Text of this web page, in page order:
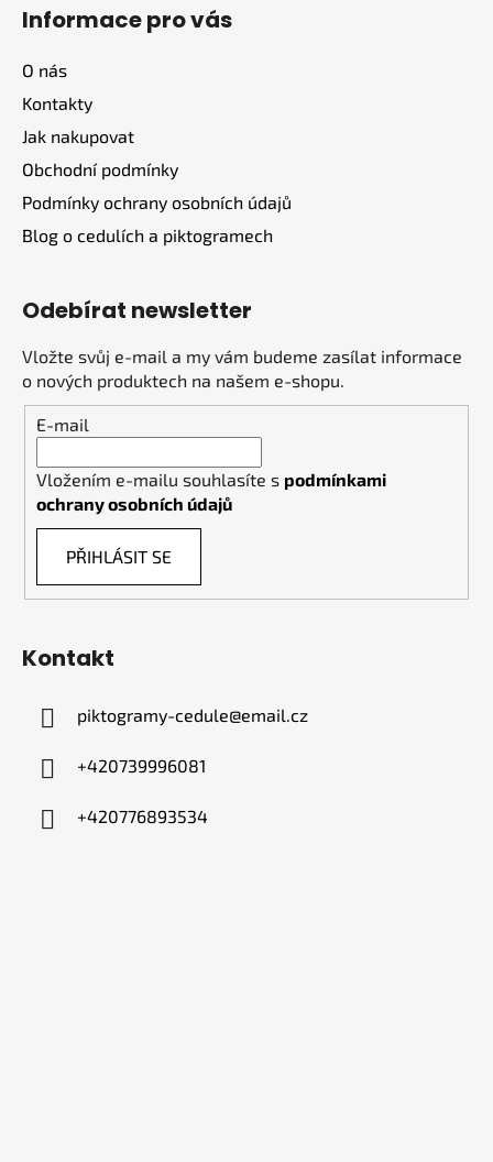
Informace pro vás
O nás
Kontakty
Jak nakupovat
Obchodní podmínky
Podmínky ochrany osobních údajů
Blog o cedulích a piktogramech
Odebírat newsletter
Vložte svůj e-mail a my vám budeme zasílat informace
o nových produktech na našem e-shopu.
E-mail
Vložením e-mailu souhlasíte s podmínkami
ochrany osobních údajů
PŘIHLÁSIT SE
Kontakt
piktogramy-cedule@email.cz
+420739996081
+420776893534